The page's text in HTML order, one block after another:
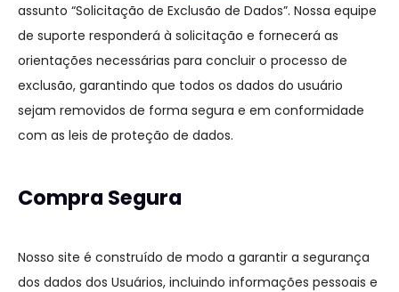
assunto “Solicitação de Exclusão de Dados”. Nossa equipe
de suporte responderá à solicitação e fornecerá as
orientações necessárias para concluir o processo de
exclusão, garantindo que todos os dados do usuário
sejam removidos de forma segura e em conformidade
com as leis de proteção de dados.
Compra Segura
Nosso site é construído de modo a garantir a segurança
dos dados dos Usuários, incluindo informações pessoais e